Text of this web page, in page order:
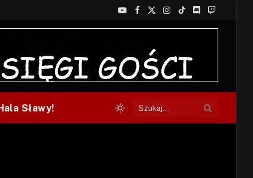
YouTube
Facebook
X
(Twitter)
Instagram
TikTokDiscordTwitch
Sławy!